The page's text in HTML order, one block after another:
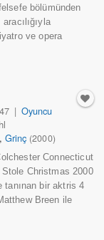
bölümünden
ve opera
| Oyuncu
,Grinç (2000)
Connecticut
Christmas 2000
tanınan bir aktris 4
Breen ile